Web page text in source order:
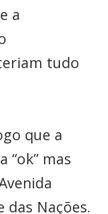
a
tudo
que a
“ok” mas
das Nações.